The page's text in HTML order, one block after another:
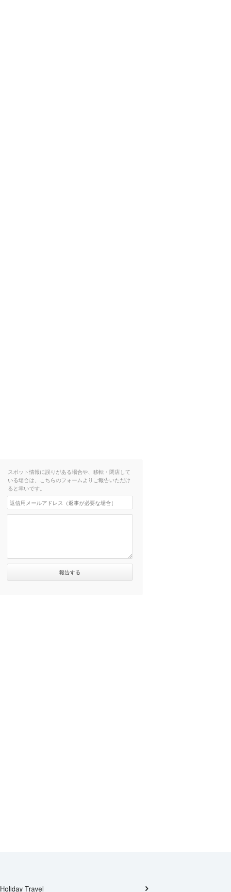
スポット情報に誤りがある場合や、移転・閉店して
いる場合は、こちらのフォームよりご報告いただけ
ると幸いです。
Holiday Travel